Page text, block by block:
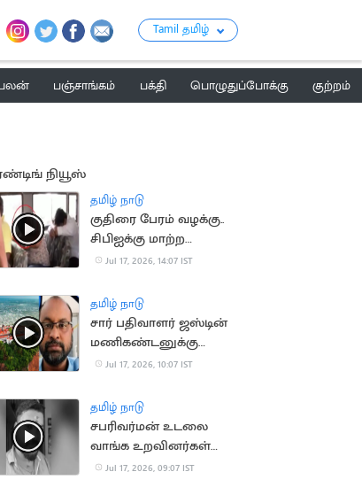
Tamil தமிழ்
பஞ்சாங்கம் பக்தி பொழுதுப்போக்கு
குற்றம்
நியூஸ்
தமிழ் நாடு
குதிரை பேரம் வழக்கு..
சிபிஐக்கு மாற்ற
சென்னை
Jul 17, 2026, 14:07 IST
தமிழ் நாடு
சார் பதிவாளர் ஜஸ்டின்
மணிகண்டனுக்கு
நிபந்தனையுடன்
Jul 17, 2026, 10:07 IST
தமிழ் நாடு
சபரிவர்மன் உடலை
வாங்க உறவினர்கள்
ஒப்புதல்
Jul 17, 2026, 09:07 IST